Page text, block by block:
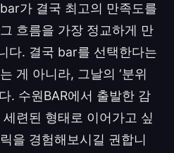
가 결국 최고의 만족도를
흐름을 가장 정교하게 만
다. 결국 bar를 선택한다는
게 아니라, 그날의 ‘분위
. 수원BAR에서 출발한 감
련된 형태로 이어가고 싶
을 경험해보시길 권합니